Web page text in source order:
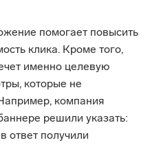
помогает повысить
клика. Кроме того,
именно целевую
которые не
компания
решили указать:
ответ получили